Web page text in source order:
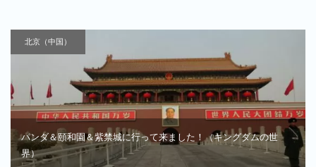
北京（中国）
パンダ＆頤和園＆紫禁城に行って来ました！（キングダムの世
界）